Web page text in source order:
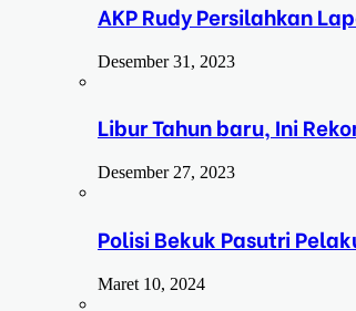
AKP Rudy Persilahkan
Desember 31, 2023
Libur Tahun baru, Ini
Desember 27, 2023
Polisi Bekuk Pasutri
Maret 10, 2024